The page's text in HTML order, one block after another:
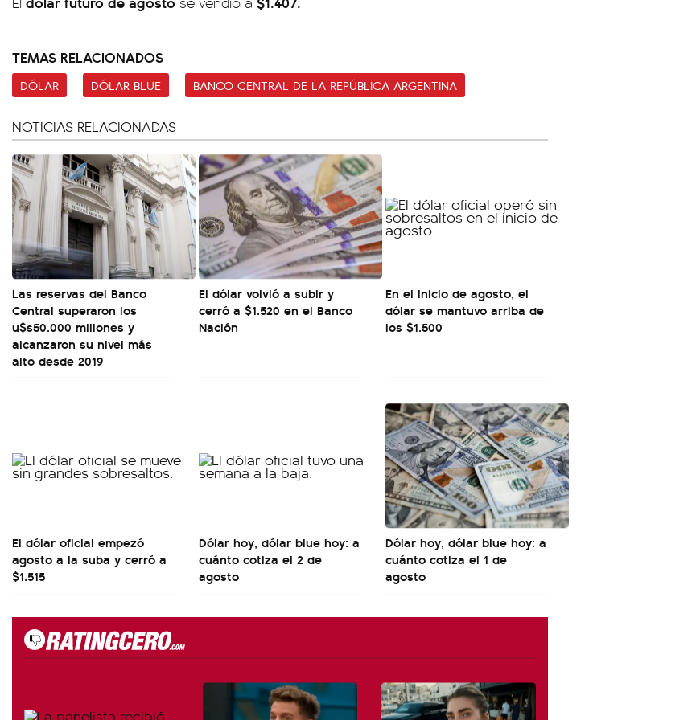
TEMAS RELACIONADOS
DÓLAR DÓLAR BLUE BANCO CENTRAL DE LA REPÚBLICA ARGENTINA
NOTICIAS RELACIONADAS
Las reservas del Banco
Central superaron los
u$s50.000 millones y
alcanzaron su nivel más
alto desde 2019
El dólar volvió a subir y
cerró a $1.520 en el Banco
Nación
En el inicio de agosto, el
dólar se mantuvo arriba de
los $1.500
El dólar oficial empezó
agosto a la suba y cerró a
$1.515
Dólar hoy, dólar blue hoy: a
cuánto cotiza el 2 de
agosto
Dólar hoy, dólar blue hoy: a
cuánto cotiza el 1 de
agosto